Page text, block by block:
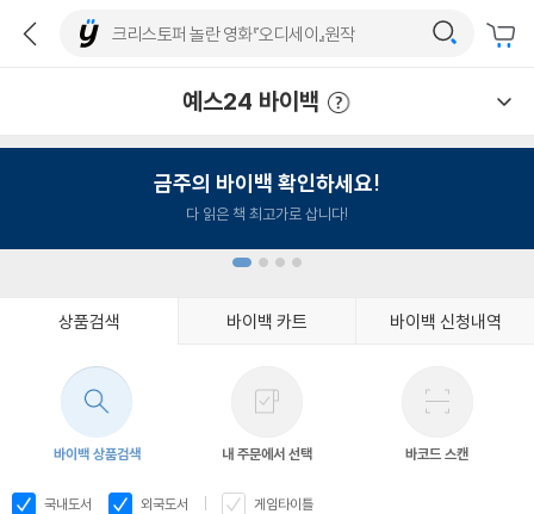
예스24 바이백
금주의 바이백 확인하세요!
다 읽은 책 최고가로 삽니다!
상품검색 바이백 카트 바이백 신청내역
바이백 상품검색 내 주문에서 선택 바코드 스캔
국내도서 외국도서 게임타이틀